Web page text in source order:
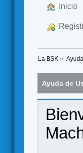
Inicio
La BSK » Ayuda
Ayuda de